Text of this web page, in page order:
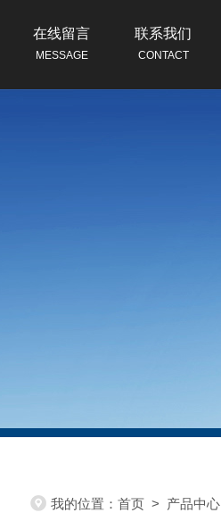
在线留言
MESSAGE
联系我们
CONTACT
我的位置： 首页 > 产品中心